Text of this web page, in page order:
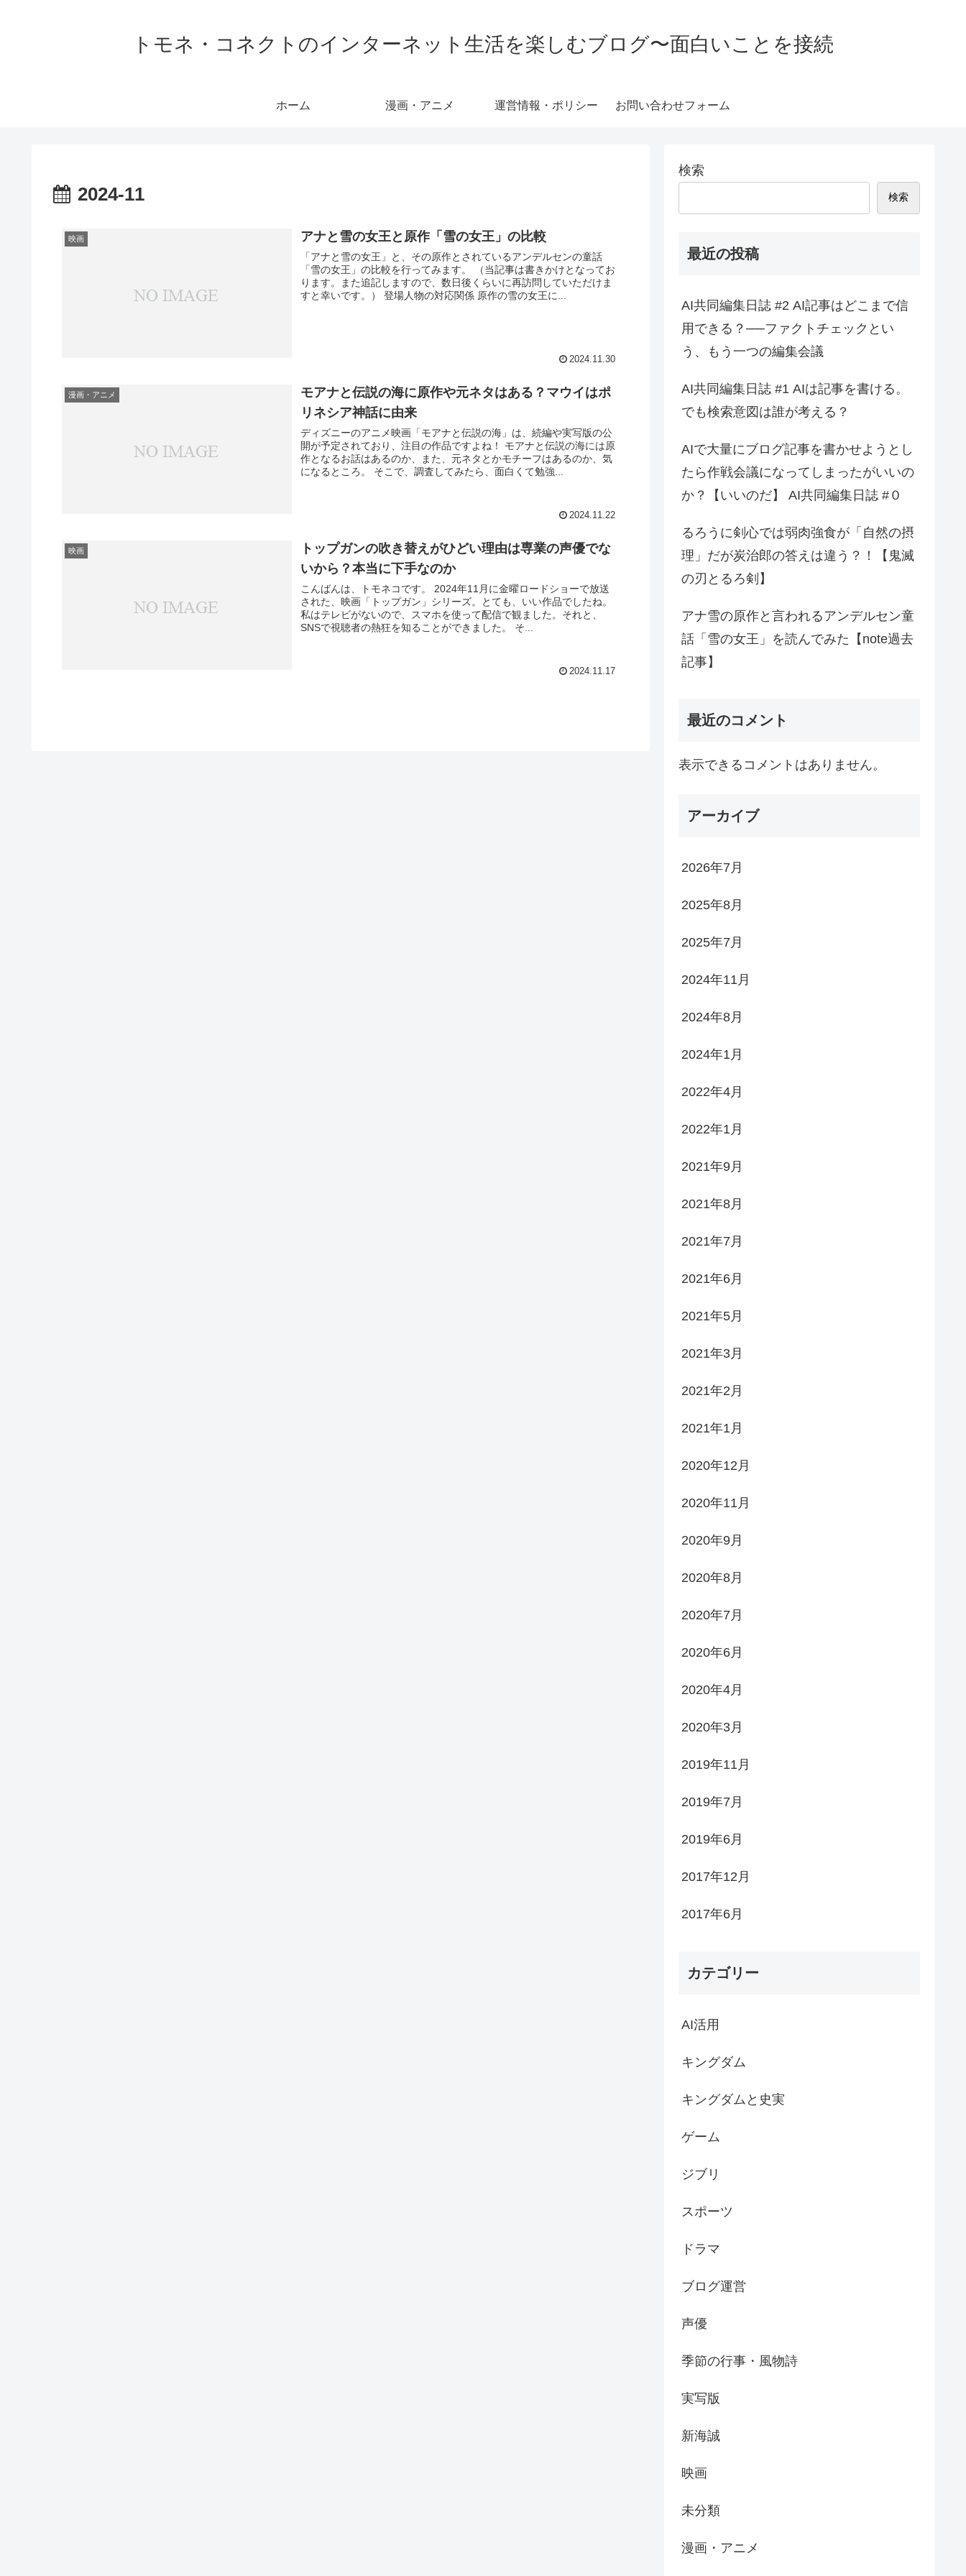
トモネ・コネクトのインターネット生活を楽しむブログ〜面白いことを接続
ホーム 漫画・アニメ 運営情報・ポリシー お問い合わせフォーム
2024-11
映画 アナと雪の女王と原作「雪の女王」の比較
「アナと雪の女王」と、その原作とされているアンデルセンの童話
「雪の女王」の比較を行ってみます。 （当記事は書きかけとなってお
ります。また追記しますので、数日後くらいに再訪問していただけま
すと幸いです。） 登場人物の対応関係 原作の雪の女王に...
2024.11.30
漫画・アニメ
モアナと伝説の海に原作や元ネタはある？マウイはポ
リネシア神話に由来
ディズニーのアニメ映画「モアナと伝説の海」は、続編や実写版の公
開が予定されており、注目の作品ですよね！ モアナと伝説の海には原
作となるお話はあるのか、また、元ネタとかモチーフはあるのか、気
になるところ。 そこで、調査してみたら、面白くて勉強...
2024.11.22
映画
トップガンの吹き替えがひどい理由は専業の声優でな
いから？本当に下手なのか
こんばんは、トモネコです。 2024年11月に金曜ロードショーで放送
された、映画「トップガン」シリーズ。とても、いい作品でしたね。
私はテレビがないので、スマホを使って配信で観ました。それと、
SNSで視聴者の熱狂を知ることができました。 そ...
2024.11.17
検索
検索
最近の投稿
AI共同編集日誌 #2 AI記事はどこまで信
用できる？──ファクトチェックとい
う、もう一つの編集会議
AI共同編集日誌 #1 AIは記事を書ける。
でも検索意図は誰が考える？
AIで大量にブログ記事を書かせようとし
たら作戦会議になってしまったがいいの
か？【いいのだ】 AI共同編集日誌 #０
るろうに剣心では弱肉強食が「自然の摂
理」だが炭治郎の答えは違う？！【鬼滅
の刃とるろ剣】
アナ雪の原作と言われるアンデルセン童
話「雪の女王」を読んでみた【note過去
記事】
最近のコメント
表示できるコメントはありません。
アーカイブ
2026年7月
2025年8月
2025年7月
2024年11月
2024年8月
2024年1月
2022年4月
2022年1月
2021年9月
2021年8月
2021年7月
2021年6月
2021年5月
2021年3月
2021年2月
2021年1月
2020年12月
2020年11月
2020年9月
2020年8月
2020年7月
2020年6月
2020年4月
2020年3月
2019年11月
2019年7月
2019年6月
2017年12月
2017年6月
カテゴリー
AI活用
キングダム
キングダムと史実
ゲーム
ジブリ
スポーツ
ドラマ
ブログ運営
声優
季節の行事・風物詩
実写版
新海誠
映画
未分類
漫画・アニメ